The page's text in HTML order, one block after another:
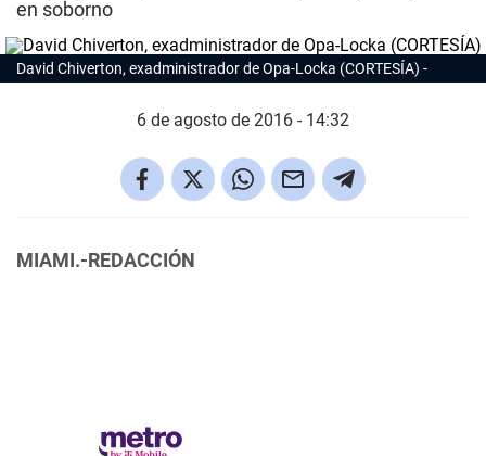
en soborno
David Chiverton, exadministrador de Opa-Locka (CORTESÍA)
6 de agosto de 2016 - 14:32
MIAMI.-REDACCIÓN